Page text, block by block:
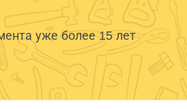
уже более 15 лет